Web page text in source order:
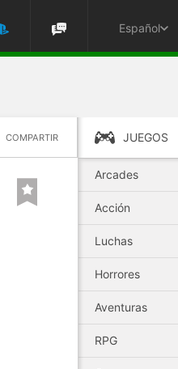
Español
COMPARTIR JUEGOS
Arcades
Acción
Luchas
Horrores
Aventuras
RPG